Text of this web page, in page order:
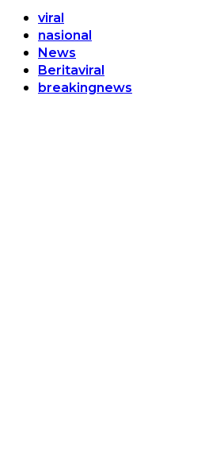
viral
nasional
News
Beritaviral
breakingnews